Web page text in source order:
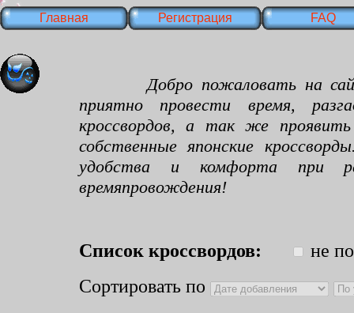
Главная Регистрация FAQ
Добро пожаловать на сайт
приятно провести время,
кроссвордов, а так же
собственные японские
удобства и комфорта при
времяпровождения!
Список кроссвордов:
не
Сортировать по